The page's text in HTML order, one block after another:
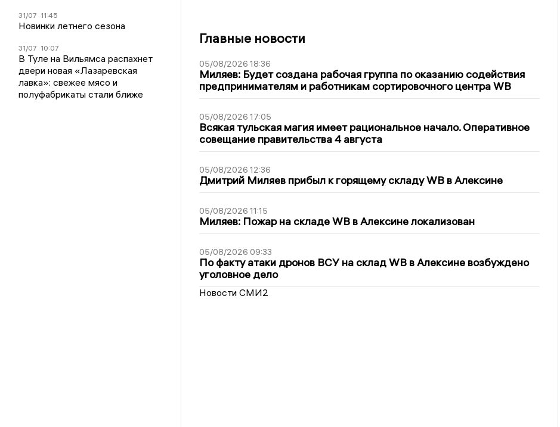
31/07 11:45
Новинки летнего сезона
31/07 10:07
В Туле на Вильямса распахнет
двери новая «Лазаревская
лавка»: свежее мясо и
полуфабрикаты стали ближе
Главные новости
05/08/2026 18:36
Миляев: Будет создана рабочая группа по оказанию содействия
предпринимателям и работникам сортировочного центра WB
05/08/2026 17:05
Всякая тульская магия имеет рациональное начало. Оперативное
совещание правительства 4 августа
05/08/2026 12:36
Дмитрий Миляев прибыл к горящему складу WB в Алексине
05/08/2026 11:15
Миляев: Пожар на складе WB в Алексине локализован
05/08/2026 09:33
По факту атаки дронов ВСУ на склад WB в Алексине возбуждено
уголовное дело
Новости СМИ2